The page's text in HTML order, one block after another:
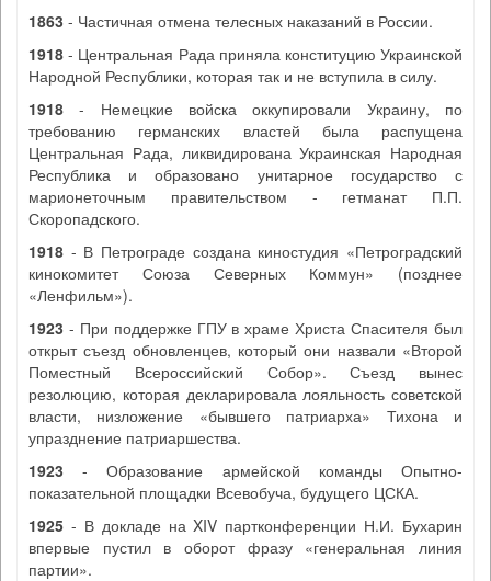
1863 - Частичная отмена телесных наказаний в России.
1918 - Центральная Рада приняла конституцию Украинской
Народной Республики, которая так и не вступила в силу.
1918 - Немецкие войска оккупировали Украину, по
требованию германских властей была распущена
Центральная Рада, ликвидирована Украинская Народная
Республика и образовано унитарное государство с
марионеточным правительством - гетманат П.П.
Скоропадского.
1918 - В Петрограде создана киностудия «Петроградский
кинокомитет Союза Северных Коммун» (позднее
«Ленфильм»).
1923 - При поддержке ГПУ в храме Христа Спасителя был
открыт съезд обновленцев, который они назвали «Второй
Поместный Всероссийский Собор». Съезд вынес
резолюцию, которая декларировала лояльность советской
власти, низложение «бывшего патриарха» Тихона и
упразднение патриаршества.
1923 - Образование армейской команды Опытно-
показательной площадки Всевобуча, будущего ЦСКА.
1925 - В докладе на XIV партконференции Н.И. Бухарин
впервые пустил в оборот фразу «генеральная линия
партии».